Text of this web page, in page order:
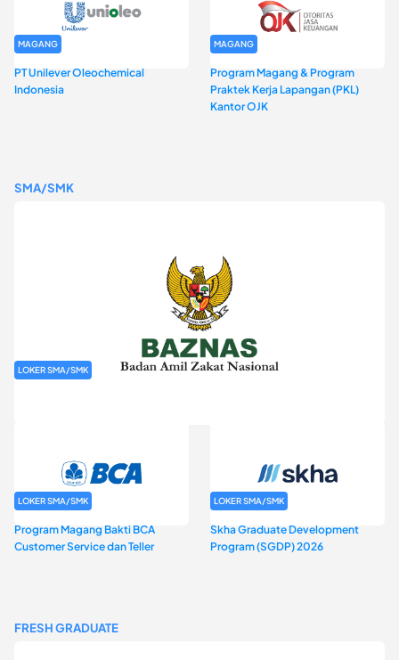
MAGANG
PT Unilever Oleochemical
Indonesia
MAGANG
Program Magang & Program
Praktek Kerja Lapangan (PKL)
Kantor OJK
SMA/SMK
LOKER SMA/SMK
LOKER SMA/SMK
Program Magang Bakti BCA
Customer Service dan Teller
LOKER SMA/SMK
Skha Graduate Development
Program (SGDP) 2026
FRESH GRADUATE